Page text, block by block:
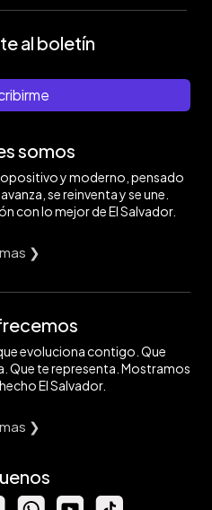
al boletín
somos
y moderno, pensado
se reinventa y se une.
con lo mejor de El Salvador.
❯
evoluciona contigo. Que
Que te representa. Mostramos
El Salvador.
❯